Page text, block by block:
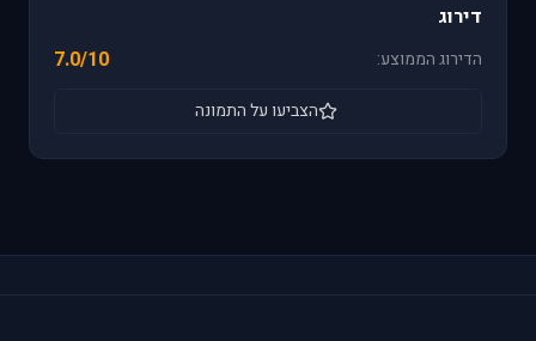
דירוג
הדירוג הממוצע: 7.0/10
הצביעו על התמונה